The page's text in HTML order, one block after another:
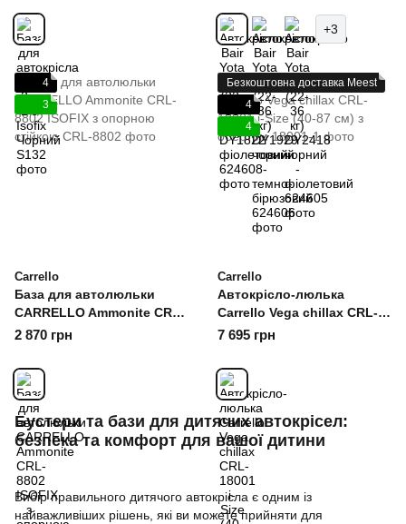
+3
4
3
Carrello
База для автолюльки
CARRELLO Ammonite CRL-
8802 ISOFIX з опорною
2 870 грн
Безкоштовна доставка Meest
4
4
Carrello
Автокрісло-люлька
Carrello Vega chillax CRL-
18001 i-Size (40-87 см) з
7 695 грн
Бустери та бази для дитячих автокрісел:
безпека та комфорт для вашої дитини
Вибір правильного дитячого автокрісла є одним із
найважливіших рішень, які ви можете прийняти для